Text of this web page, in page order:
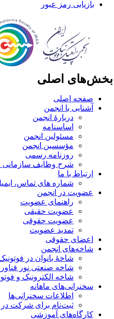
بازیابی رمز عبور
اصلی
صفحه اصلی
آشنایی با انجمن
دربارۀ انجمن
اساسنامه
مسئولین انجمن
مؤسسین انجمن
روزنامه رسمی
شرح وظایف سازمانی
ارتباط با ما
شماره های تماس،
عضویت در انجمن
راهنمای عضویت
عضویت حقیقی
عضویت حقوقی
تمدید عضویت
اعضای حقوقی
شاخه‌های انجمن
شاخۀ بانوان در فوتونیک
شاخه صنعتی نور فناوران
شاخه‌ الکترونیک و
سخنرانی‌های ماهانه
اطلاعات سخنرانی‌‌ها
ثبت‌نام برای شرکت در
کارگاه‌های آموزشی